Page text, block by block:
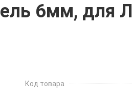
6мм, для
Код товара